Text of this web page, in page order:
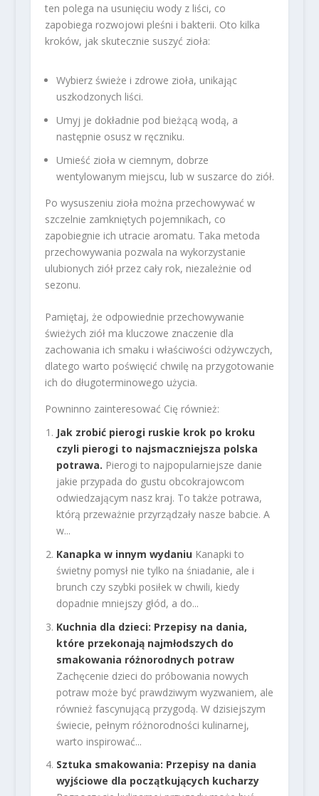
ten polega na usunięciu wody z liści, co
zapobiega rozwojowi pleśni i bakterii. Oto kilka
kroków, jak skutecznie suszyć zioła:
Wybierz świeże i zdrowe zioła, unikając
uszkodzonych liści.
Umyj je dokładnie pod bieżącą wodą, a
następnie osusz w ręczniku.
Umieść zioła w ciemnym, dobrze
wentylowanym miejscu, lub w suszarce do ziół.
Po wysuszeniu zioła można przechowywać w
szczelnie zamkniętych pojemnikach, co
zapobiegnie ich utracie aromatu. Taka metoda
przechowywania pozwala na wykorzystanie
ulubionych ziół przez cały rok, niezależnie od
sezonu.
Pamiętaj, że odpowiednie przechowywanie
świeżych ziół ma kluczowe znaczenie dla
zachowania ich smaku i właściwości odżywczych,
dlatego warto poświęcić chwilę na przygotowanie
ich do długoterminowego użycia.
Powninno zainteresować Cię również:
Jak zrobić pierogi ruskie krok po kroku
czyli pierogi to najsmaczniejsza polska
potrawa. Pierogi to najpopularniejsze danie
jakie przypada do gustu obcokrajowcom
odwiedzającym nasz kraj. To także potrawa,
którą przeważnie przyrządzały nasze babcie. A
w...
Kanapka w innym wydaniu Kanapki to
świetny pomysł nie tylko na śniadanie, ale i
brunch czy szybki posiłek w chwili, kiedy
dopadnie mniejszy głód, a do...
Kuchnia dla dzieci: Przepisy na dania,
które przekonają najmłodszych do
smakowania różnorodnych potraw
Zachęcenie dzieci do próbowania nowych
potraw może być prawdziwym wyzwaniem, ale
również fascynującą przygodą. W dzisiejszym
świecie, pełnym różnorodności kulinarnej,
warto inspirować...
Sztuka smakowania: Przepisy na dania
wyjściowe dla początkujących kucharzy